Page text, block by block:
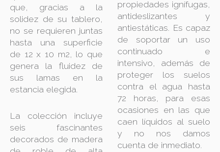
que, gracias a la
solidez de su tablero,
no se requieren juntas
hasta una superficie
de 12 x 10 m2, lo que
genera la fluidez de
sus lamas en la
estancia elegida.
La colección incluye
seis fascinantes
decorados de madera
propiedades ignífugas,
antideslizantes y
antiestáticas. Es capaz
de soportar un uso
continuado e
intensivo, además de
proteger los suelos
contra el agua hasta
72 horas, para esas
ocasiones en las que
caen líquidos al suelo
y no nos damos
cuenta de inmediato.